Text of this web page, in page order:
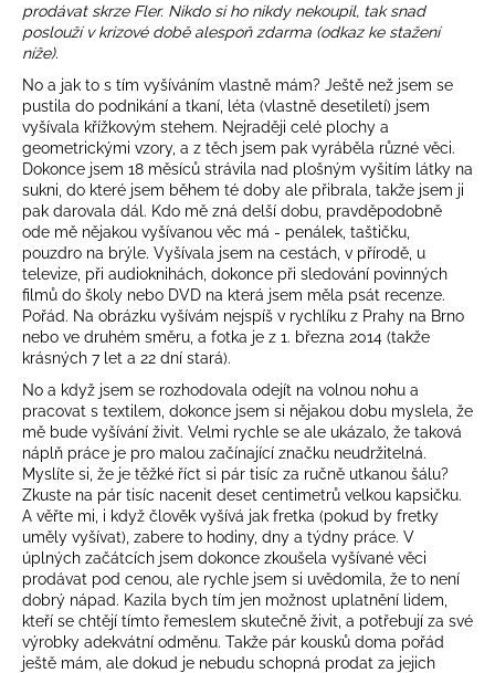
prodávat skrze Fler. Nikdo si ho nikdy nekoupil, tak snad
poslouží v krizové době alespoň zdarma (odkaz ke stažení
níže).
No a jak to s tím vyšíváním vlastně mám? Ještě než jsem se
pustila do podnikání a tkaní, léta (vlastně desetiletí) jsem
vyšívala křížkovým stehem. Nejraději celé plochy a
geometrickými vzory, a z těch jsem pak vyráběla různé věci.
Dokonce jsem 18 měsíců strávila nad plošným vyšitím látky na
sukni, do které jsem během té doby ale přibrala, takže jsem ji
pak darovala dál. Kdo mě zná delší dobu, pravděpodobně
ode mě nějakou vyšívanou věc má - penálek, taštičku,
pouzdro na brýle. Vyšívala jsem na cestách, v přírodě, u
televize, při audioknihách, dokonce při sledování povinných
filmů do školy nebo DVD na která jsem měla psát recenze.
Pořád. Na obrázku vyšívám nejspíš v rychlíku z Prahy na Brno
nebo ve druhém směru, a fotka je z 1. března 2014 (takže
krásných 7 let a 22 dní stará).
No a když jsem se rozhodovala odejít na volnou nohu a
pracovat s textilem, dokonce jsem si nějakou dobu myslela, že
mě bude vyšívání živit. Velmi rychle se ale ukázalo, že taková
náplň práce je pro malou začínající značku neudržitelná.
Myslíte si, že je těžké říct si pár tisíc za ručně utkanou šálu?
Zkuste na pár tisíc nacenit deset centimetrů velkou kapsičku.
A věřte mi, i když člověk vyšívá jak fretka (pokud by fretky
uměly vyšívat), zabere to hodiny, dny a týdny práce. V
úplných začátcích jsem dokonce zkoušela vyšívané věci
prodávat pod cenou, ale rychle jsem si uvědomila, že to není
dobrý nápad. Kazila bych tím jen možnost uplatnění lidem,
kteří se chtějí tímto řemeslem skutečně živit, a potřebují za své
výrobky adekvátní odměnu. Takže pár kousků doma pořád
ještě mám, ale dokud je nebudu schopná prodat za jejich
HLEDAT
D
o
p
o
r
u
č
u
j
e
m
e